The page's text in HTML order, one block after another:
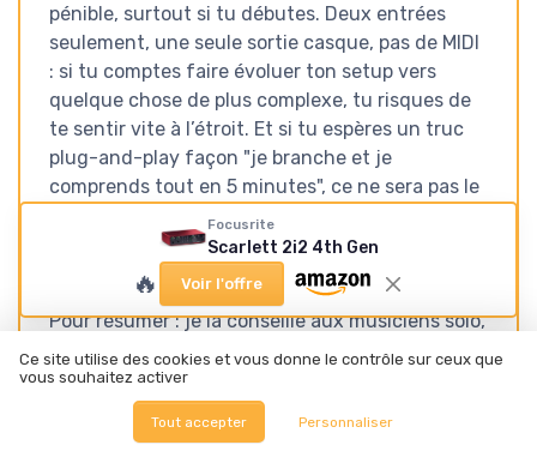
pénible, surtout si tu débutes. Deux entrées
seulement, une seule sortie casque, pas de MIDI
: si tu comptes faire évoluer ton setup vers
quelque chose de plus complexe, tu risques de
te sentir vite à l’étroit. Et si tu espères un truc
plug-and-play façon "je branche et je
comprends tout en 5 minutes", ce ne sera pas le
cas, surtout côté logiciels type Ableton ou Pro
Tools Intro qui demandent un minimum
d’apprentissage.
Pour résumer : je la conseille aux musiciens solo,
créateurs de contenu, podcasteurs à deux
micros et débutants sérieux qui veulent une
base propre pour bosser chez eux. Si tu es déjà
bien équipé, ou si tu sais que tu auras besoin de
Focusrite
Scarlett 2i2 4th Gen
🔥 Voir l'offre
Ce site utilise des cookies et vous donne le contrôle sur ceux que
vous souhaitez activer
Tout accepter Personnaliser